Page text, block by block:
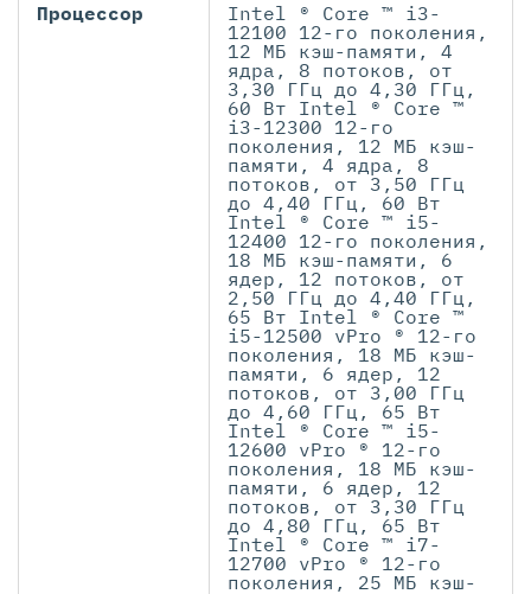
Процессор
Intel ® Core ™ i3-
12100 12-го поколения,
12 МБ кэш-памяти, 4
ядра, 8 потоков, от
3,30 ГГц до 4,30 ГГц,
60 Вт Intel ® Core ™
i3-12300 12-го
поколения, 12 МБ кэш-
памяти, 4 ядра, 8
потоков, от 3,50 ГГц
до 4,40 ГГц, 60 Вт
Intel ® Core ™ i5-
12400 12-го поколения,
18 МБ кэш-памяти, 6
ядер, 12 потоков, от
2,50 ГГц до 4,40 ГГц,
65 Вт Intel ® Core ™
i5-12500 vPro ® 12-го
поколения, 18 МБ кэш-
памяти, 6 ядер, 12
потоков, от 3,00 ГГц
до 4,60 ГГц, 65 Вт
Intel ® Core ™ i5-
12600 vPro ® 12-го
поколения, 18 МБ кэш-
памяти, 6 ядер, 12
потоков, от 3,30 ГГц
до 4,80 ГГц, 65 Вт
Intel ® Core ™ i7-
12700 vPro ® 12-го
поколения, 25 МБ кэш-